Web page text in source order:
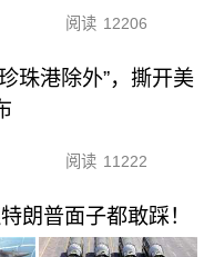
阅读 12206
珠港除外”，撕开美
阅读 11222
朗普面子都敢踩！